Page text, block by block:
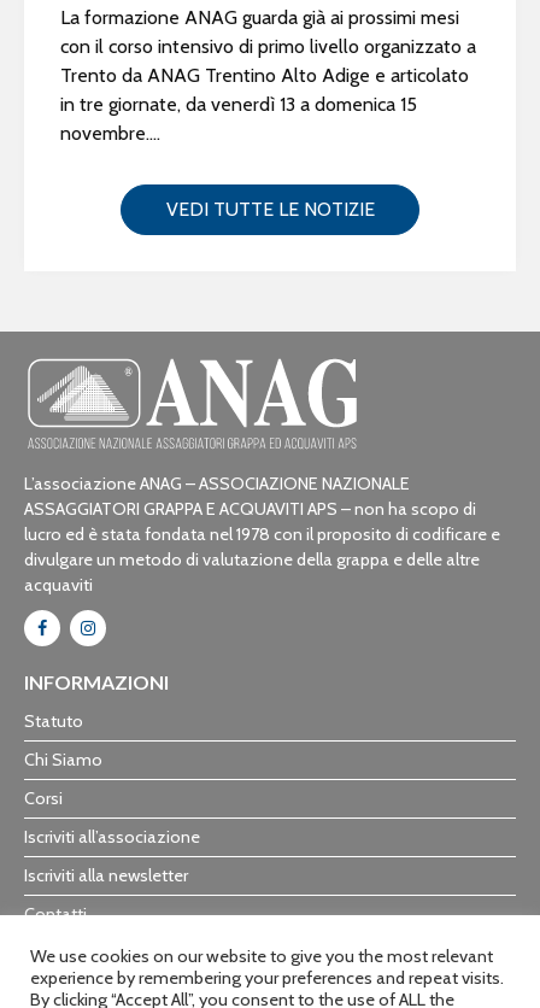
La formazione ANAG guarda già ai prossimi mesi
con il corso intensivo di primo livello organizzato a
Trento da ANAG Trentino Alto Adige e articolato
in tre giornate, da venerdì 13 a domenica 15
novembre....
VEDI TUTTE LE NOTIZIE
L’associazione ANAG – ASSOCIAZIONE NAZIONALE
ASSAGGIATORI GRAPPA E ACQUAVITI APS – non ha scopo di
lucro ed è stata fondata nel 1978 con il proposito di codificare e
divulgare un metodo di valutazione della grappa e delle altre
acquaviti
INFORMAZIONI
Statuto
Chi Siamo
Corsi
Iscriviti all’associazione
Iscriviti alla newsletter
Contatti
Trasparenza
We use cookies on our website to give you the most relevant
experience by remembering your preferences and repeat visits.
By clicking “Accept All”, you consent to the use of ALL the